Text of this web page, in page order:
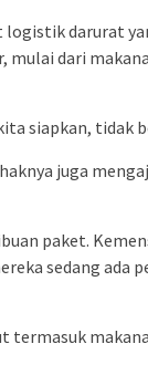
darurat
mulai dari
siapkan, tidak
juga
paket.
sedang ada